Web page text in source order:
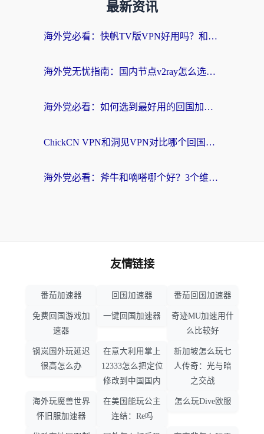
最新资讯
海外党必看：快帆TV版VPN好用吗？和快游VPN对比哪个回国效果更好？附实用避坑指南
海外党无忧指南：国内节点v2ray怎么选？一键回国VPN+多场景实测帮你避坑
海外党必看：如何选到最好用的回国加速器？从节点到售后的全维度指南
ChickCN VPN和洞见VPN对比哪个回国效果更好？海外党亲测3款加速器+避坑指南
海外党必看：斧牛和嘀嗒哪个好？3个维度教你选对回国加速器
友情链接
番茄加速器 回国加速器 番茄回国加速器
免费回国游戏加
速器
一键回国加速器
奇迹MU加速用什
么比较好
钢岚国外玩延迟
很高怎么办
在意大利用掌上
12333怎么把定位
修改到中国国内
新加坡怎么玩七
人传奇：光与暗
之交战
海外玩魔兽世界
怀旧服加速器
在美国能玩公主
连结：Re吗
怎么玩Dive欧服